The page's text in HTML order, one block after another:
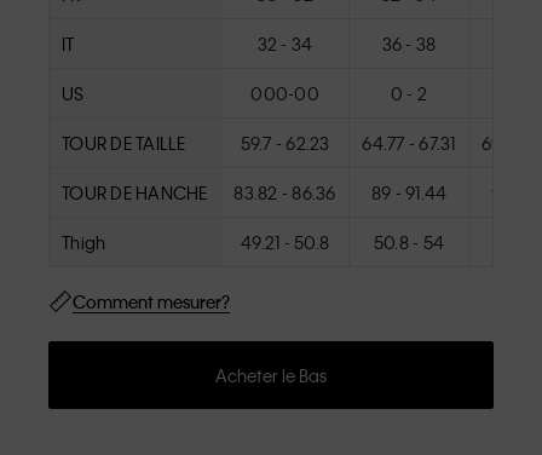
IT 32 - 34 36 - 38
US 000-00 0 - 2
TOUR DE TAILLE 59.7 - 62.23 64.77 - 67.31 69.85 -
TOUR DE HANCHE 83.82 - 86.36 89 - 91.44 94 -
Thigh 49.21 - 50.8 50.8 - 54
Comment mesurer?
Acheter le Bas